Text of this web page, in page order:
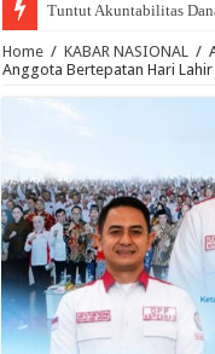
Tuntut Akuntabilitas
Home / KABAR NASIONAL /
Anggota Bertepatan Hari Lahir